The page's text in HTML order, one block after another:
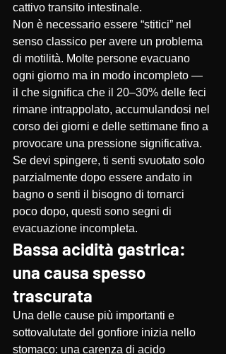
cattivo transito intestinale.
Non è necessario essere “stitici” nel
senso classico per avere un problema
di motilità. Molte persone evacuano
ogni giorno ma in modo incompleto —
il che significa che il 20–30% delle feci
rimane intrappolato, accumulandosi nel
corso dei giorni e delle settimane fino a
provocare una pressione significativa.
Se devi spingere, ti senti svuotato solo
parzialmente dopo essere andato in
bagno o senti il bisogno di tornarci
poco dopo, questi sono segni di
evacuazione incompleta.
Bassa acidità gastrica:
una causa spesso
trascurata
Una delle cause più importanti e
sottovalutate del gonfiore inizia nello
stomaco: una carenza di acido